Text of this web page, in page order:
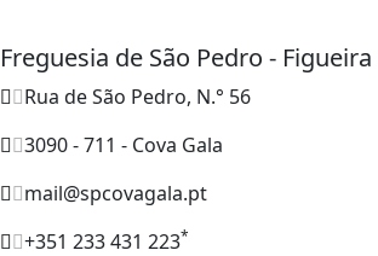
Freguesia de São Pedro - Figueira
Rua de São Pedro, N.° 56
3090 - 711 - Cova Gala
mail@spcovagala.pt
+351 233 431 223*